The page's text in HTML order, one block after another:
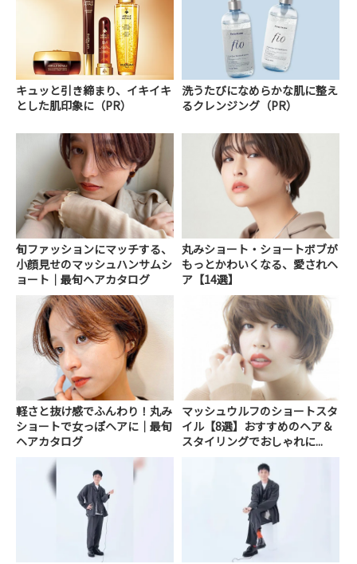
キュッと引き締まり、イキイキ
とした肌印象に（PR）
洗うたびになめらかな肌に整え
るクレンジング（PR）
旬ファッションにマッチする、
小顔見せのマッシュハンサムシ
ョート｜最旬ヘアカタログ
丸みショート・ショートボブが
もっとかわいくなる、愛されヘ
ア【14選】
軽さと抜け感でふんわり！丸み
ショートで女っぽヘアに｜最旬
ヘアカタログ
マッシュウルフのショートスタ
イル【8選】おすすめのヘア＆
スタイリングでおしゃれに...